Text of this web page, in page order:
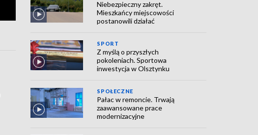
Niebezpieczny zakręt.
Mieszkańcy miejscowości
postanowili działać
SPORT
Z myślą o przyszłych
pokoleniach. Sportowa
inwestycja w Olsztynku
SPOŁECZNE
Pałac w remoncie. Trwają
zaawansowane prace
modernizacyjne